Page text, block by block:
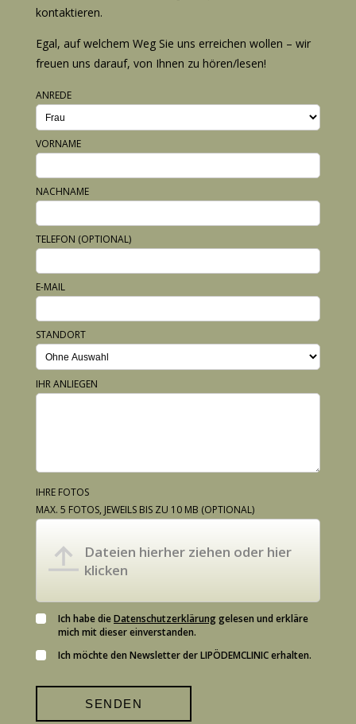
kontaktieren.
Egal, auf welchem Weg Sie uns erreichen wollen – wir
freuen uns darauf, von Ihnen zu hören/lesen!
ANREDE
VORNAME
NACHNAME
TELEFON (OPTIONAL)
E-MAIL
STANDORT
IHR ANLIEGEN
IHRE FOTOS
MAX. 5 FOTOS, JEWEILS BIS ZU 10 MB (OPTIONAL)
Dateien hierher ziehen oder hier
klicken
Ich habe dieDatenschutzerklärunggelesen und erkläre
mich mit dieser einverstanden.
Ich möchte den Newsletter der LIPÖDEMCLINIC erhalten.